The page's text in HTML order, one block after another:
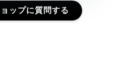
ップに質問する